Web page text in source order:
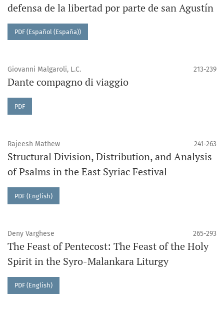
defensa de la libertad por parte de san Agustín
PDF (Español (España))
Giovanni Malgaroli, L.C. 213-239
Dante compagno di viaggio
PDF
Rajeesh Mathew 241-263
Structural Division, Distribution, and Analysis
of Psalms in the East Syriac Festival
PDF (English)
Deny Varghese 265-293
The Feast of Pentecost: The Feast of the Holy
Spirit in the Syro-Malankara Liturgy
PDF (English)